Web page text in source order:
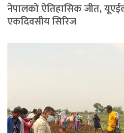
नेपालको ऐतिहासिक जीत,
एकदिवसीय सिरिज